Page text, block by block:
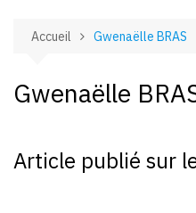
Accueil Gwenaëlle BRAS
Gwenaëlle
Article publié sur